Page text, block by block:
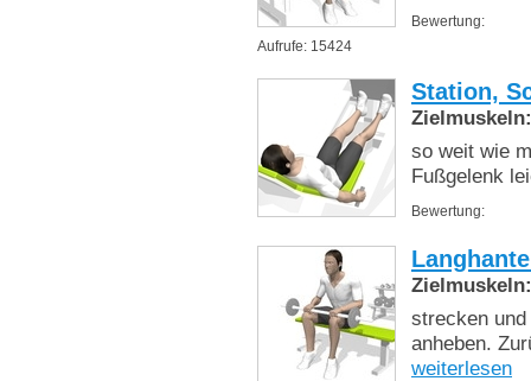
Bewertung:
Aufrufe: 15424
Station,
Zielmuskeln:
so weit wie
Fußgelenk
Bewertung:
Zielmuskeln:
strecken
anheben.
weiterlesen